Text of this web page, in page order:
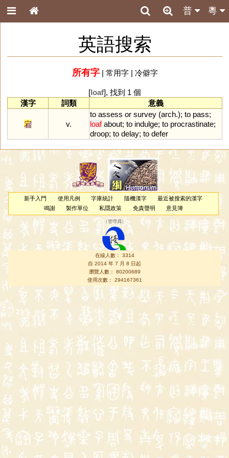
粵
普
英語搜索
所有字| 常用字| 冷僻字
[loaf], 找到 1 個
漢字
詞類 意義
宕 v.
to assess or survey (arch.); to pass;
loaf about; to indulge; to procrastinate;
droop; to delay; to defer
新手入門 使用凡例 字庫統計 隨機漢字
最近被搜索的漢字
鳴謝
製作單位 私隱政策 免責聲明 意見簿
（管理員 ）
在線人數： 3314
自 2014 年 7 月 8 日起
瀏覽人數： 80200689
使用次數： 294167361